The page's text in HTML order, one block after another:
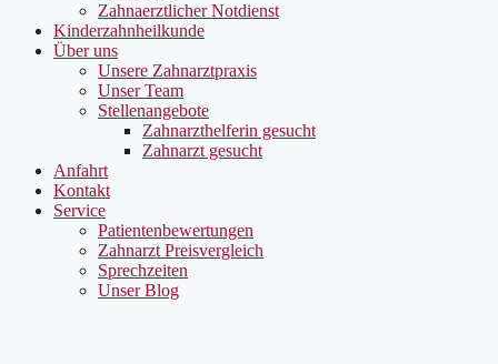
Zahnaerztlicher Notdienst
Kinderzahnheilkunde
Über uns
Unsere Zahnarztpraxis
Unser Team
Stellenangebote
Zahnarzthelferin gesucht
Zahnarzt gesucht
Anfahrt
Kontakt
Service
Patientenbewertungen
Zahnarzt Preisvergleich
Sprechzeiten
Unser Blog